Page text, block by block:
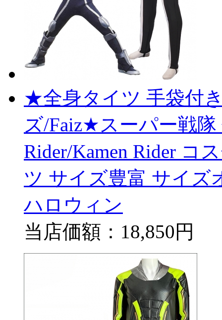
★全身タイツ 手袋付
ズ/Faiz★スーパー戦隊
Rider/Kamen Rider コ
ツ サイズ豊富 サイズ
ハロウィン
当店価額： 18,850円